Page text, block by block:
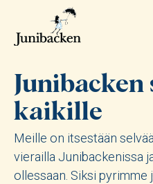
Junibacken
kaikille
Meille on itsestään
vierailla Junibackenissa
ollessaan. Siksi pyrimme